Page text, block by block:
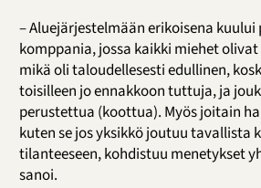
– Aluejärjestelmään erikoisena
komppania, jossa kaikki miehet
mikä oli taloudellesesti edullinen,
toisilleen jo ennakkoon tuttuja, ja
perustettua (koottua). Myös joitain
kuten se jos yksikkö joutuu tavallista
tilanteeseen, kohdistuu menetykset
sanoi.